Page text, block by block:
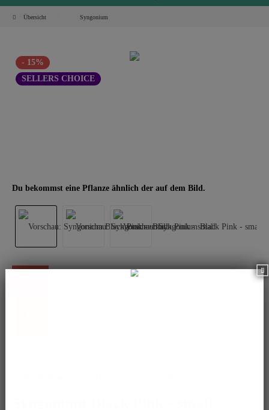
Übersicht Syngonium
- 15%
SELLERS CHOICE
Du bekommst eine Pflanze ähnlich der auf dem Bild.
Dieser Artikel steht derzeit nicht zur Verfügung!